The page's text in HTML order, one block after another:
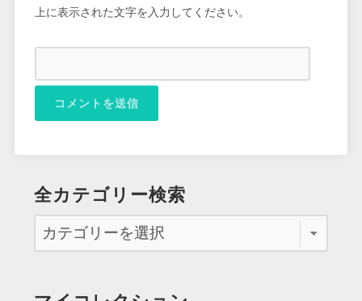
上に表示された文字を入力してください。
全カテゴリー検索